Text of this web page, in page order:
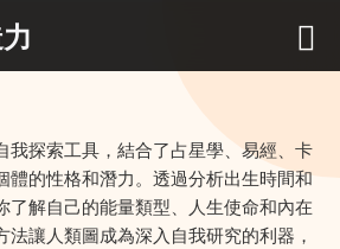
我探索工具，結合了占星學、易經、卡
體的性格和潛力。透過分析出生時間和
了解自己的能量類型、人生使命和內在
讓人類圖成為深入自我研究的利器，